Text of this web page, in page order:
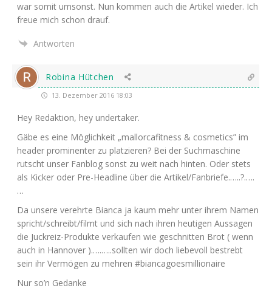
war somit umsonst. Nun kom­men auch die Arti­kel wie­der. Ich
freue mich schon drauf.
Antworten
Robina Hütchen
13. Dezember 2016 18:03
Hey Redak­ti­on, hey undertaker.
Gäbe es eine Mög­lich­keit „mal­lor­ca­fit­ness & cos­me­tics” im
hea­der pro­mi­nen­ter zu plat­zie­ren? Bei der Such­ma­schi­ne
rutscht unser Fan­blog sonst zu weit nach hin­ten. Oder stets
als Kicker oder Pre-Head­line über die Artikel/Fanbriefe.…..?.….
…
Da unse­re ver­ehr­te Bian­ca ja kaum mehr unter ihrem Namen
spricht/schreibt/filmt und sich nach ihren heu­ti­gen Aus­sa­gen
die Juck­reiz-Pro­duk­te ver­kau­fen wie geschnit­ten Brot ( wenn
auch in Han­no­ver ).….…..soll­ten wir doch lie­be­voll bestrebt
sein ihr Ver­mö­gen zu meh­ren #bian­ca­go­es­mil­lionaire
Nur so’n Gedanke